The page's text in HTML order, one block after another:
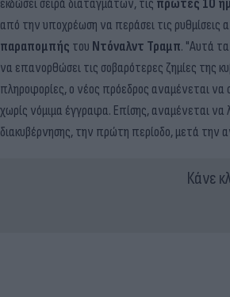
εκδώσει σειρά διαταγμάτων, τις πρώτες 10
από την υποχρέωση να περάσει τις ρυθμίσεις
παραπομπής του Ντόναλντ Τραμπ. "Αυτά
να επανορθώσει τις σοβαρότερες ζημίες της
πληροφορίες, ο νέος πρόεδρος αναμένεται να
χωρίς νόμιμα έγγραφα. Επίσης, αναμένεται να
διακυβέρνησης, την πρώτη περίοδο, μετά την
Κάνε